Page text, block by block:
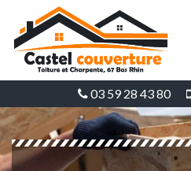
03 59 28 43 80